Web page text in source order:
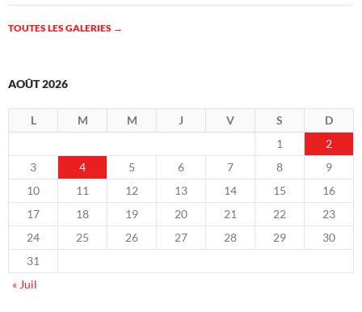
TOUTES LES GALERIES →
AOÛT 2026
L M M J V S
D
1
2
3
4 5 6 7 8
9
10
11 12 13 14 15
16
17
18 19 20 21 22
23
24
25 26 27 28 29
30
31
« Juil